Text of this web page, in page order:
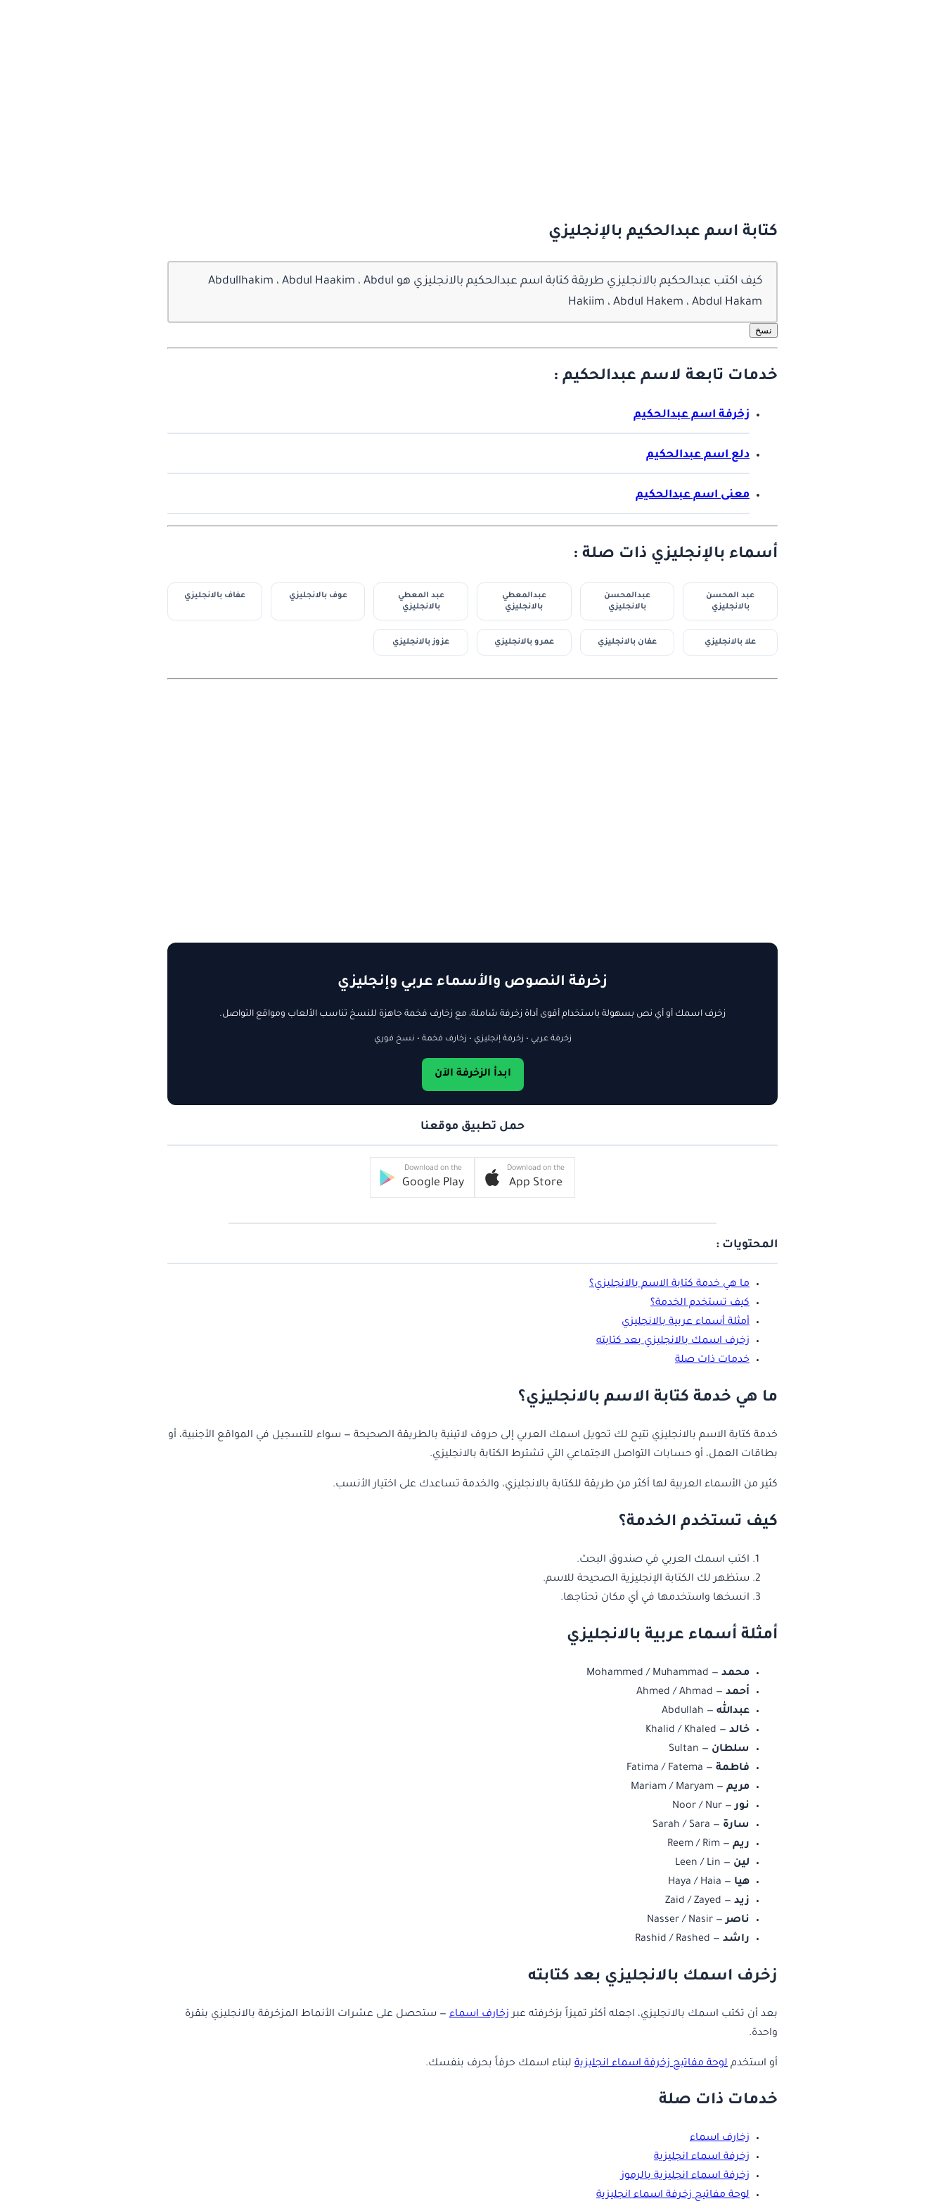
كتابة اسم عبدالحكيم بالإنجليزي
كيف اكتب عبدالحكيم بالانجليزي طريقة كتابة اسم عبدالحكيم بالانجليزي هو Abdullhakim ، Abdul Haakim ، Abdul
Hakiim ، Abdul Hakem ، Abdul Hakam
نسخ
خدمات تابعة لاسم عبدالحكيم :
زخرفة اسم عبدالحكيم
دلع اسم عبدالحكيم
معنى اسم عبدالحكيم
أسماء بالإنجليزي ذات صلة :
عبد المحسن
بالانجليزي
عبدالمحسن
بالانجليزي
عبدالمعطي
بالانجليزي
عبد المعطي
بالانجليزي
عوف بالانجليزي عفاف بالانجليزي
علا بالانجليزي عفان بالانجليزي عمرو بالانجليزي عزوز بالانجليزي
زخرفة النصوص والأسماء عربي وإنجليزي
زخرف اسمك أو أي نص بسهولة باستخدام أقوى أداة زخرفة شاملة، مع زخارف فخمة جاهزة للنسخ تناسب الألعاب ومواقع التواصل.
زخرفة عربي • زخرفة إنجليزي • زخارف فخمة • نسخ فوري
ابدأ الزخرفة الآن
حمل تطبيق موقعنا
Download on the
App Store
Download on the
Google Play
المحتويات :
ما هي خدمة كتابة الاسم بالانجليزي؟
كيف تستخدم الخدمة؟
أمثلة أسماء عربية بالانجليزي
زخرف اسمك بالانجليزي بعد كتابته
خدمات ذات صلة
ما هي خدمة كتابة الاسم بالانجليزي؟
خدمة كتابة الاسم بالانجليزي تتيح لك تحويل اسمك العربي إلى حروف لاتينية بالطريقة الصحيحة — سواء للتسجيل في المواقع الأجنبية، أو
بطاقات العمل، أو حسابات التواصل الاجتماعي التي تشترط الكتابة بالانجليزي.
كثير من الأسماء العربية لها أكثر من طريقة للكتابة بالانجليزي، والخدمة تساعدك على اختيار الأنسب.
كيف تستخدم الخدمة؟
اكتب اسمك العربي في صندوق البحث.
ستظهر لك الكتابة الإنجليزية الصحيحة للاسم.
انسخها واستخدمها في أي مكان تحتاجها.
أمثلة أسماء عربية بالانجليزي
محمد — Mohammed / Muhammad
أحمد — Ahmed / Ahmad
عبدالله — Abdullah
خالد — Khalid / Khaled
سلطان — Sultan
فاطمة — Fatima / Fatema
مريم — Mariam / Maryam
نور— Noor / Nur
سارة — Sarah / Sara
ريم — Reem / Rim
لين — Leen / Lin
هيا — Haya / Haia
زيد — Zaid / Zayed
ناصر— Nasser / Nasir
راشد — Rashid / Rashed
زخرف اسمك بالانجليزي بعد كتابته
بعد أن تكتب اسمك بالانجليزي، اجعله أكثر تميزاً بزخرفته عبرزخارف اسماء — ستحصل على عشرات الأنماط المزخرفة بالانجليزي بنقرة
واحدة.
أو استخدم لوحة مفاتيح زخرفة اسماء انجليزية لبناء اسمك حرفاً بحرف بنفسك.
خدمات ذات صلة
زخارف اسماء
زخرفة اسماء انجليزية
زخرفة اسماء انجليزية بالرموز
لوحة مفاتيح زخرفة اسماء انجليزية